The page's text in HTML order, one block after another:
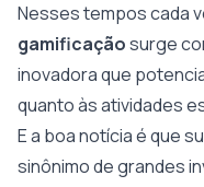
Nesses tempos cada
gamificaçãosurge
inovadora que
quanto às atividades
E a boa notícia é que
sinônimo de grandes